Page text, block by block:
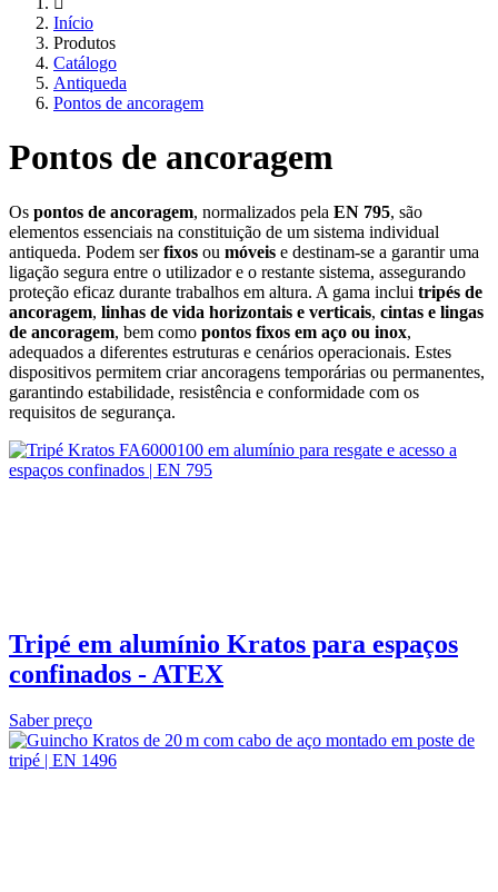
Início
Produtos
Catálogo
Antiqueda
Pontos de ancoragem
Pontos de ancoragem
Os pontos de ancoragem, normalizados pela EN 795, são
elementos essenciais na constituição de um sistema individual
antiqueda. Podem serfixos ou móveis e destinam‑se a garantir uma
ligação segura entre o utilizador e o restante sistema, assegurando
proteção eficaz durante trabalhos em altura. A gama inclui tripés de
ancoragem, linhas de vida horizontais e verticais, cintas e lingas
de ancoragem, bem como pontos fixos em aço ou inox,
adequados a diferentes estruturas e cenários operacionais. Estes
dispositivos permitem criar ancoragens temporárias ou permanentes,
garantindo estabilidade, resistência e conformidade com os
requisitos de segurança.
Tripé em alumínio Kratos para espaços
confinados - ATEX
Saber preço